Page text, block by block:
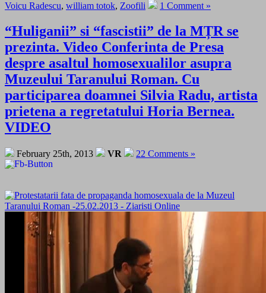
Voicu Radescu, william totok, Zoofili 1 Comment »
“Huliganii” si “fascistii” de la MȚR se
prezinta. Video Conferinta de Presa
despre asaltul homosexualilor asupra
Muzeului Taranului Roman. Cu
participarea doamnei Silvia Radu, artista
prietena a regretatului Horia Bernea.
VIDEO
February 25th, 2013 VR 22 Comments »